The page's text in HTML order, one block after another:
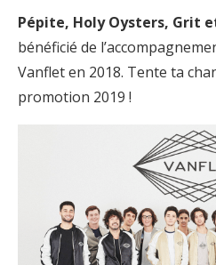
Pépite, Holy Oysters, Grit
bénéficié de
Vanflet en 2018. Tente ta
promotion 2019 !